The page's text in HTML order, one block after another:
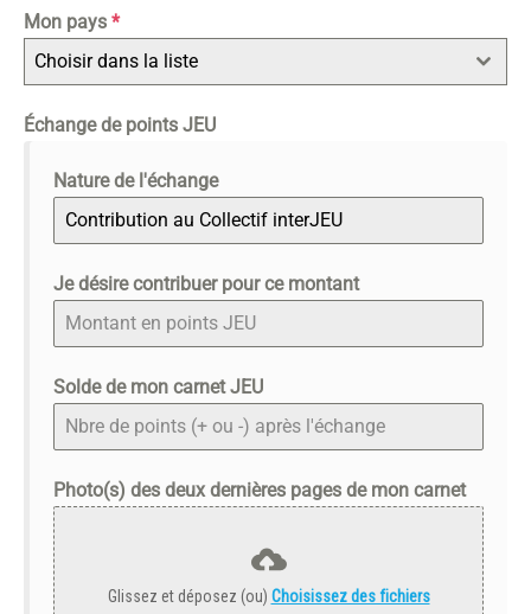
Mon pays *
Choisir dans la liste
Échange de points JEU
Nature de l'échange
Je désire contribuer pour ce montant
Solde de mon carnet JEU
Photo(s) des deux dernières pages de mon carnet
Glissez et déposez (ou) Choisissez des fichiers